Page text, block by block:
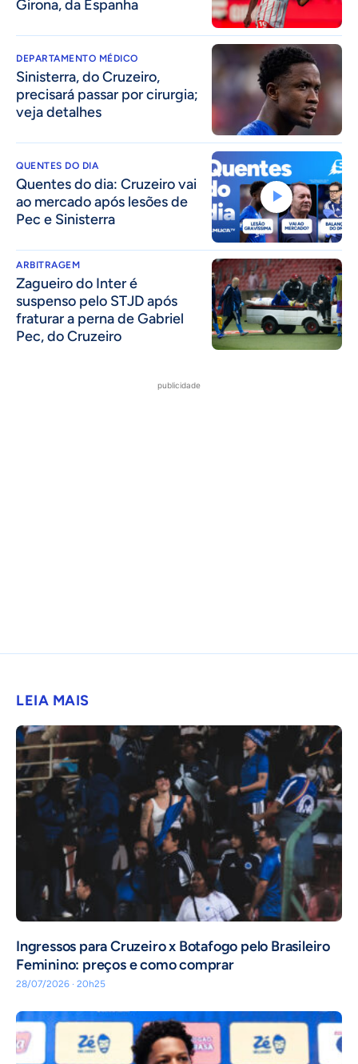
Girona, da Espanha
DEPARTAMENTO MÉDICO
Sinisterra, do Cruzeiro,
precisará passar por cirurgia;
veja detalhes
QUENTES DO DIA
Quentes do dia: Cruzeiro vai
ao mercado após lesões de
Pec e Sinisterra
ARBITRAGEM
Zagueiro do Inter é
suspenso pelo STJD após
fraturar a perna de Gabriel
Pec, do Cruzeiro
publicidade
LEIA MAIS
Ingressos para Cruzeiro x Botafogo pelo Brasileiro
Feminino: preços e como comprar
28/07/2026 · 20h25